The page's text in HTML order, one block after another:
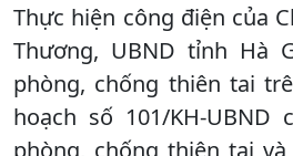
Thực hiện công điện của
Thương, UBND tỉnh Hà
phòng, chống thiên tai
hoạch số 101/KH-UBND
phòng, chống thiên tai